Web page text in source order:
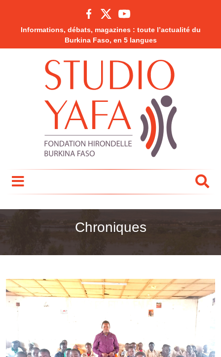
Informations, débats, magazines : toute l’actualité du
Burkina Faso, en 5 langues
Chroniques